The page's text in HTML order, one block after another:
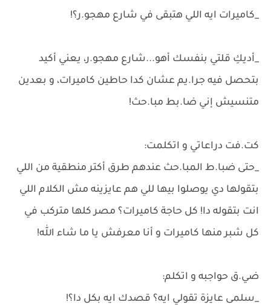
_كاميرات ايه اللي هتبقى في شارع مهجو.ر؟!
_أديكِ قلتي بنفسك أهو...شارع مهجو.ر، يعني أكيد
بتحصل فيه جرا.يم عشان كدا حاطين كاميرات، و بعدين
متنسيش إني ضا.بط مبا.حث!
كت.فت دراعاتي و اتكلمت:
_حتى ضبا.ط المبا.حث عندهم طرق أكتر منطقية من اللي
بتقولها دي يوصلوا بيها للي هم عايزينه مش الكلام اللي
انت بتقوله دا! كل حاجة كاميرات؟ مصر كلها متركب في
كل شبر منها كاميرات و أنا معرفش يا ما شاء الله!
ضي.ق حواجبه و اتكلم:
_سلمى عايزة تقولي ايه؟ قصدك ايه بكل دا؟!